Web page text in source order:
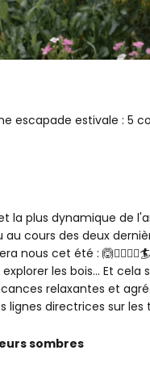
escapade estivale : 5
la plus dynamique de
cours des deux
nous cet été :
les bois... Et
relaxantes et
lignes directrices sur
sombres